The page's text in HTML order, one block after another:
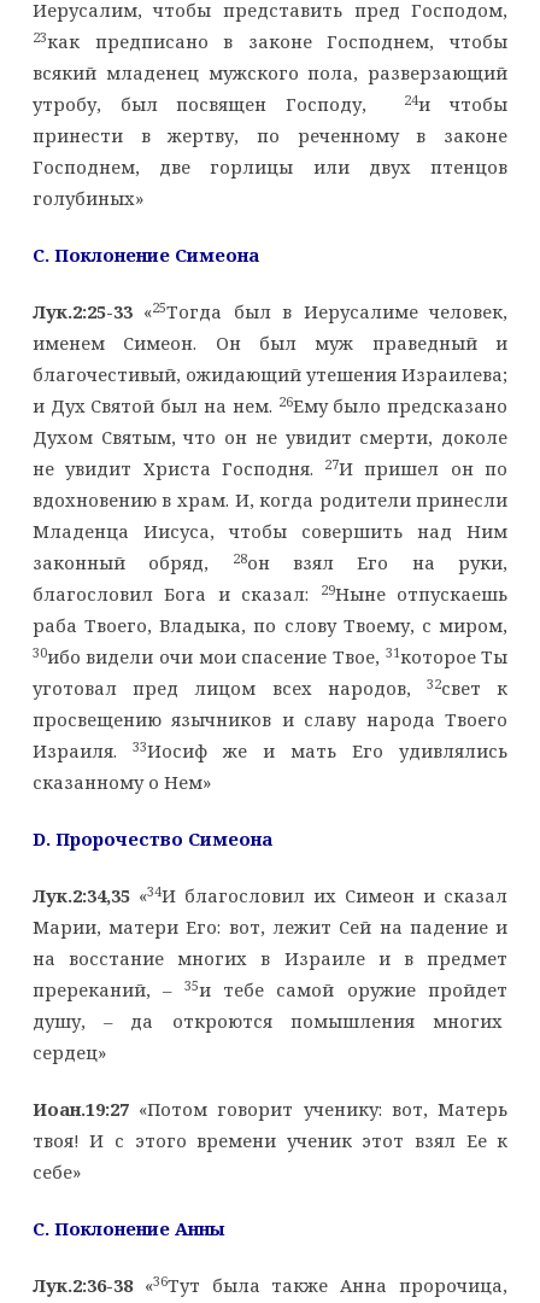
Иерусалим, чтобы представить пред Господом,
23как предписано в законе Господнем, чтобы
всякий младенец мужского пола, разверзающий
утробу, был посвящен Господу,
24и чтобы
принести в жертву, по реченному в законе
Господнем, две горлицы или двух птенцов
голубиных»
C. Поклонение Симеона
Лук.2:25-33«25Тогда был в Иерусалиме человек,
именем Симеон. Он был муж праведный и
благочестивый, ожидающий утешения Израилева;
и Дух Святой был на нем. 26Ему было предсказано
Духом Святым, что он не увидит смерти, доколе
не увидит Христа Господня.
27И пришел он по
вдохновению в храм. И, когда родители принесли
Младенца Иисуса, чтобы совершить над Ним
законный обряд,
28он взял Его на руки,
благословил Бога и сказал:
29Ныне отпускаешь
раба Твоего, Владыка, по слову Твоему, с миром,
30ибо видели очи мои спасение Твое, 31которое Ты
уготовал пред лицом всех народов,
32свет к
просвещению язычников и славу народа Твоего
Израиля.
33Иосиф же и мать Его удивлялись
сказанному о Нем»
D. Пророчество Симеона
Лук.2:34,35«34И благословил их Симеон и сказал
Марии, матери Его: вот, лежит Сей на падение и
на восстание многих в Израиле и в предмет
пререканий, –
35и тебе самой оружие пройдет
душу, – да откроются помышления многих
сердец»
Иоан.19:27«Потом говорит ученику: вот, Матерь
твоя! И с этого времени ученик этот взял Ее к
себе»
C. Поклонение Анны
Лук.2:36-38«36Тут была также Анна пророчица,